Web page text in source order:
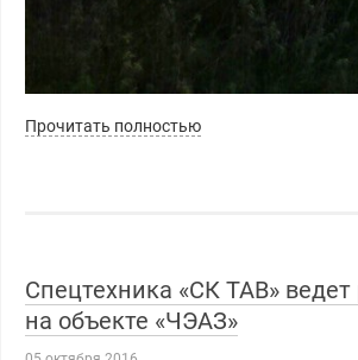
Прочитать полностью
Спецтехника «СК ТАВ»
на объекте «ЧЭАЗ»